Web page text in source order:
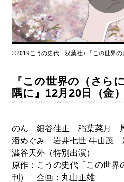
©︎2019こうの史代・双葉社 / 「この世界の
『この世界の（さら
隅に』12月20日（金
のん 細谷佳正 稲葉菜月
潘めぐみ 岩井七世 牛山茂
澁谷天外（特別出演）
原作：こうの史代「この世界
刊） 企画：丸山正雄